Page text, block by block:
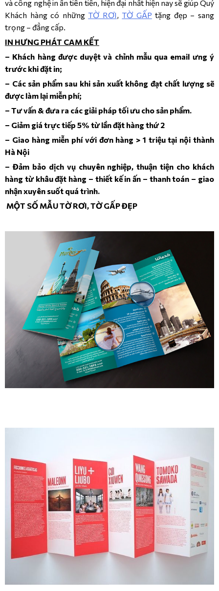
và công nghệ in ấn tiên tiến, hiện đại nhất hiện nay sẽ giúp Quý
Khách hàng có nhữngTỜ RƠI,TỜ GẤP tặng đẹp – sang
trọng – đẳng cấp.
IN HƯNG PHÁT CAM KẾT
– Khách hàng được duyệt và chỉnh mẫu qua email ưng ý
trước khi đặt in;
– Các sản phẩm sau khi sản xuất không đạt chất lượng sẽ
được làm lại miễn phí;
– Tư vấn & đưa ra các giải pháp tối ưu cho sản phẩm.
– Giảm giá trực tiếp 5% từ lần đặt hàng thứ 2
– Giao hàng miễn phí với đơn hàng > 1 triệu tại nội thành
Hà Nội
– Đảm bảo dịch vụ chuyên nghiệp, thuận tiện cho khách
hàng từ khâu đặt hàng – thiết kế in ấn – thanh toán – giao
nhận xuyên suốt quá trình.
MỘT SỐ MẪU TỜ RƠI, TỜ GẤP ĐẸP